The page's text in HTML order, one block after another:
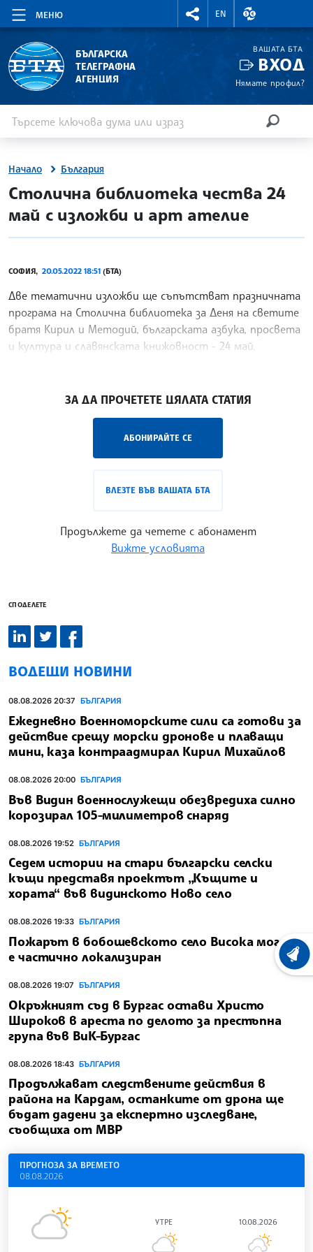
МЕНЮ
RIGHTMENU.SOCIAL
EN
ВАЛУТНИ
БЪЛГАРСКА
ТЕЛЕГРАФНА
АГЕНЦИЯ
ВАШАТА БТА
ВХОД
Нямате профил?
Начало България
site.bta
Столична библиотека чества 24
май с изложби и арт ателие
СОФИЯ, 20.05.2022 18:51 (БТА)
Две тематични изложби ще съпътстват празничната
програма на Столична библиотека за Деня на свeтите
братя Кирил и Методий, българската азбука, просвета
и култура и славянската книжовност - 24 май.
ЗА ДА ПРОЧЕТЕТЕ ЦЯЛАТА СТАТИЯ
АБОНИРАЙТЕ СЕ
ВЛЕЗТЕ ВЪВ ВАШАТА БТА
Продължете да четете с абонамент
Вижте условията
СПОДЕЛЕТЕ
ВОДЕЩИ НОВИНИ
08.08.2026 20:37 БЪЛГАРИЯ
Ежедневно Военноморските сили са готови за
действие срещу морски дронове и плаващи
мини, каза контраадмирал Кирил Михайлов
08.08.2026 20:00 БЪЛГАРИЯ
Във Видин военнослужещи обезвредиха силно
корозирал 105-милиметров снаряд
08.08.2026 19:52 БЪЛГАРИЯ
Седем истории на стари български селски
къщи представя проектът „Къщите и
хората“ във видинското Ново село
08.08.2026 19:33 БЪЛГАРИЯ
Пожарът в бобошевското село Висока могила
е частично локализиран
08.08.2026 19:07 БЪЛГАРИЯ
Окръжният съд в Бургас остави Христо
Широков в ареста по делото за престъпна
група във ВиК-Бургас
08.08.2026 18:43 БЪЛГАРИЯ
Продължават следствените действия в
района на Кардам, останките от дрона ще
бъдат дадени за експертно изследване,
съобщиха от МВР
ПРОГНОЗА ЗА ВРЕМЕТО
08.08.2026
УТРЕ 10.08.2026